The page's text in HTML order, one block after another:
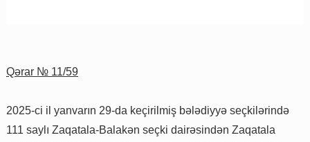
Qərar № 11/59
2025-ci il yanvarın 29-da keçirilmiş bələdiyyə seçkilərində
111 saylı Zaqatala-Balakən seçki dairəsindən Zaqatala